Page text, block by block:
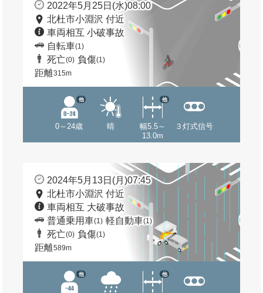
2022年5月25日(水)08:00
北杜市小淵沢 付近
車両相互 小破事故
自転車(1)
死亡(0) 負傷(1)
距離315m
0～24歳
他
晴
幅5.5～
13.0m
他
３灯式信号
2024年5月13日(月)07:45
北杜市小淵沢 付近
車両相互 大破事故
普通乗用車(1) 軽自動車(1)
死亡(0) 負傷(1)
距離589m
他 他